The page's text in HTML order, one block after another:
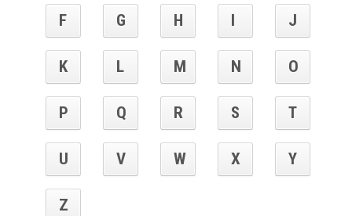
F G H I J
K L M N O
P Q R S T
U V W X Y
Z